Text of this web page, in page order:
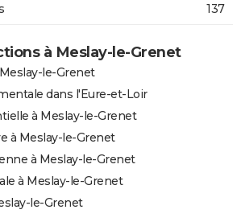
137
à Meslay-le-Grenet
le-Grenet
dans l'Eure-et-Loir
à Meslay-le-Grenet
à Meslay-le-Grenet
à Meslay-le-Grenet
à Meslay-le-Grenet
le-Grenet